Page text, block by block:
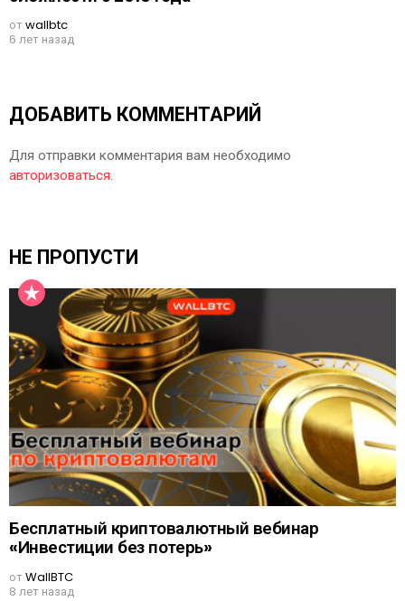
отwallbtc
6 лет назад
ДОБАВИТЬ КОММЕНТАРИЙ
Для отправки комментария вам необходимо
авторизоваться.
НЕ ПРОПУСТИ
Бесплатный криптовалютный вебинар
«Инвестиции без потерь»
отWallBTC
8 лет назад